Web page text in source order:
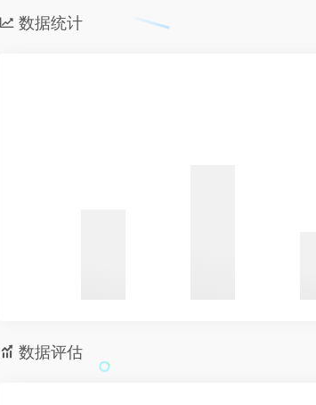
数据统计
数据评估